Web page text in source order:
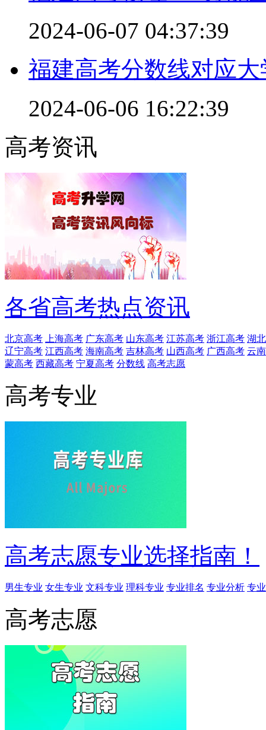
2024-06-07 04:37:39
福建高考分数线对应
2024-06-06 16:22:39
高考资讯
各省高考热点资讯
北京高考 上海高考 广东高考 山东高考 江苏高考 浙江高考 湖
辽宁高考 江西高考 海南高考 吉林高考 山西高考 广西高考 云
蒙高考 西藏高考 宁夏高考 分数线 高考志愿
高考专业
高考志愿专业选择指南！
男生专业 女生专业 文科专业 理科专业 专业排名 专业分析 专
高考志愿